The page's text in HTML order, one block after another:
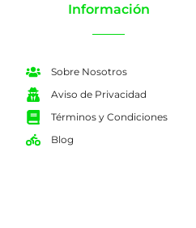
Información
Sobre Nosotros
Aviso de Privacidad
Términos y Condiciones
Blog